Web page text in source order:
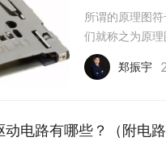
件是否损坏,必要时更换故
未能解决问题,则可能需要
ICGOO在线商城，如涉及
所谓的原理图
们就称之为原理
郑振宇
电路有哪些？（附电路